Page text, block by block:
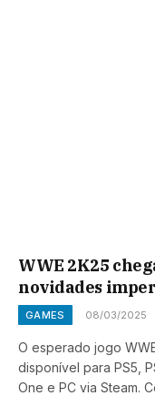
WWE 2K25
novidades
GAMES 08/03/2025
O esperado jogo
disponível para PS5,
One e PC via Steam.